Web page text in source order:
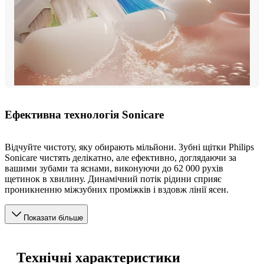
Ефективна технологія Sonicare
Відчуйте чистоту, яку обирають мільйони. Зубні щітки Philips
Sonicare чистять делікатно, але ефективно, доглядаючи за
вашими зубами та яснами, виконуючи до 62 000 рухів
щетинок в хвилину. Динамічний потік рідини сприяє
проникненню міжзубних проміжків і вздовж лінії ясен.
Показати більше
Технічні характеристики